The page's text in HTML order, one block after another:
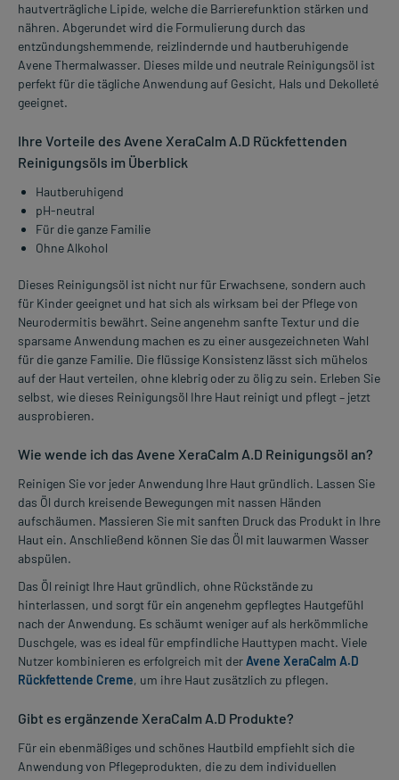
hautverträgliche Lipide, welche die Barrierefunktion stärken und
nähren. Abgerundet wird die Formulierung durch das
entzündungshemmende, reizlindernde und hautberuhigende
Avene Thermalwasser. Dieses milde und neutrale Reinigungsöl ist
perfekt für die tägliche Anwendung auf Gesicht, Hals und Dekolleté
geeignet.
Ihre Vorteile des Avene XeraCalm A.D Rückfettenden
Reinigungsöls im Überblick
Hautberuhigend
pH-neutral
Für die ganze Familie
Ohne Alkohol
Dieses Reinigungsöl ist nicht nur für Erwachsene, sondern auch
für Kinder geeignet und hat sich als wirksam bei der Pflege von
Neurodermitis bewährt. Seine angenehm sanfte Textur und die
sparsame Anwendung machen es zu einer ausgezeichneten Wahl
für die ganze Familie. Die flüssige Konsistenz lässt sich mühelos
auf der Haut verteilen, ohne klebrig oder zu ölig zu sein. Erleben Sie
selbst, wie dieses Reinigungsöl Ihre Haut reinigt und pflegt – jetzt
ausprobieren.
Wie wende ich das Avene XeraCalm A.D Reinigungsöl an?
Reinigen Sie vor jeder Anwendung Ihre Haut gründlich. Lassen Sie
das Öl durch kreisende Bewegungen mit nassen Händen
aufschäumen. Massieren Sie mit sanften Druck das Produkt in Ihre
Haut ein. Anschließend können Sie das Öl mit lauwarmen Wasser
abspülen.
Das Öl reinigt Ihre Haut gründlich, ohne Rückstände zu
hinterlassen, und sorgt für ein angenehm gepflegtes Hautgefühl
nach der Anwendung. Es schäumt weniger auf als herkömmliche
Duschgele, was es ideal für empfindliche Hauttypen macht. Viele
Nutzer kombinieren es erfolgreich mit derAvene XeraCalm A.D
Rückfettende Creme, um ihre Haut zusätzlich zu pflegen.
Gibt es ergänzende XeraCalm A.D Produkte?
Für ein ebenmäßiges und schönes Hautbild empfiehlt sich die
Anwendung von Pflegeprodukten, die zu dem individuellen